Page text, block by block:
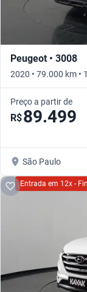
Peugeot • 3008
2020 • 79.000 km •
Preço a partir de
R$89.499
São Paulo
Entrada em 12x -